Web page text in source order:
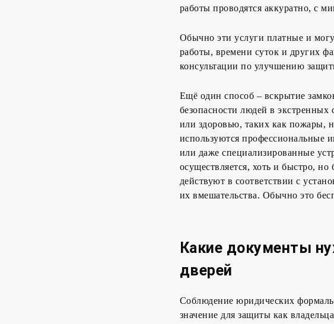
работы проводятся аккуратно, с
Обычно эти услуги платные и
работы, времени суток и других
консультации по улучшению
Ещё один способ – вскрытие
безопасности людей в экстренных
или здоровью, таких как пожары,
используются профессиональные
или даже специализированные
осуществляется, хоть и быстро,
действуют в соответствии с
их вмешательства. Обычно это
Какие документы
дверей
Соблюдение юридических
значение для защиты как